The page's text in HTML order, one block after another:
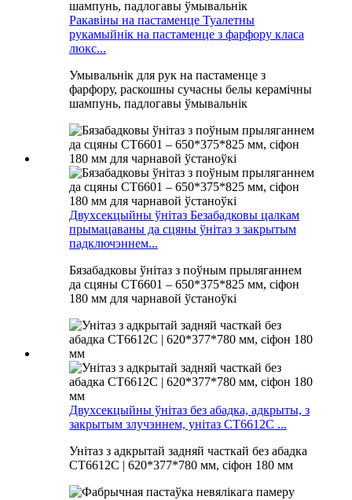
Ракавіны на пастаменце Туалетны
рукамыйнік на пастаменце з фарфору класа
люкс...
Умывальнік для рук на пастаменце з
фарфору, раскошны сучасны белы керамічны
шампунь, падлогавы ўмывальнік
Двухсекцыйны ўнітаз Безабадковы цалкам
прымацаваны да сцяны ўнітаз з закрытым
падключэннем...
Бязабадковы ўнітаз з поўным прыляганнем
да сцяны CT6601 – 650*375*825 мм, сіфон
180 мм для чарнавой ўстаноўкі
Двухсекцыйны ўнітаз без абадка, адкрыты, з
закрытым злучэннем, унітаз CT6612C ...
Унітаз з адкрытай задняй часткай без абадка
CT6612C | 620*377*780 мм, сіфон 180 мм